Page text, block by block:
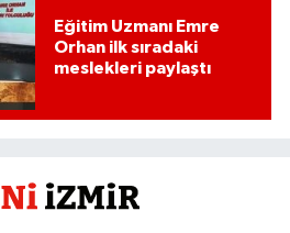
Eğitim Uzmanı Emre
Orhan ilk sıradaki
meslekleri paylaştı